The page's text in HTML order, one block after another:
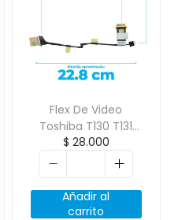
Flex De Video
Toshiba T130 T131
T132 T135 Pn:
Dd0Bu3Lc000
$ 28.000
Añadir al
carrito